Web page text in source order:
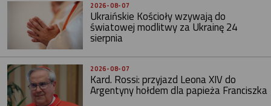
2026-08-07
Ukraińskie Kościoły wzywają do
światowej modlitwy za Ukrainę 24
sierpnia
2026-08-07
Kard. Rossi: przyjazd Leona XIV do
Argentyny hołdem dla papieża Franciszka